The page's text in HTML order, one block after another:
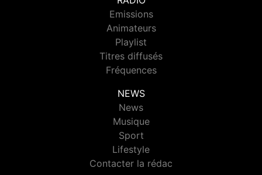
Emissions
Animateurs
Playlist
Titres diffusés
Fréquences
NEWS
News
Musique
Sport
Lifestyle
Contacter la rédac